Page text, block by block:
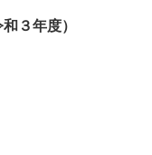
３年度）